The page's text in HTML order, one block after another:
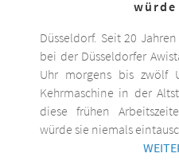
Düsseldorf. Seit 20
bei der Düsseldorfer
Uhr morgens bis zwölf
Kehrmaschine in der
diese frühen
würde sie niemals